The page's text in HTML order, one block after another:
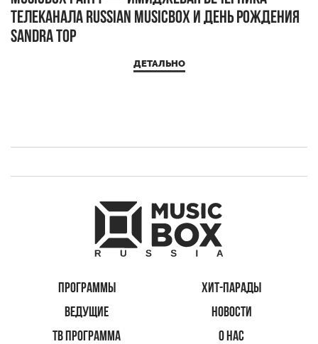
телеканала RUSSIAN MUSICBOX и день рождения
Sandra Top
ДЕТАЛЬНО
ПРОГРАММЫ
ХИТ-ПАРАДЫ
ВЕДУЩИЕ
НОВОСТИ
ТВ ПРОГРАММА
О НАС